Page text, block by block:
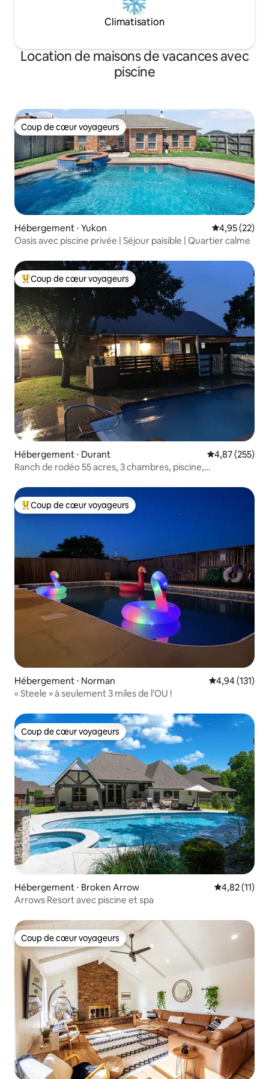
Climatisation
Location de maisons de vacances avec
piscine
Coup de cœur voyageurs
Coup de cœur voyageurs
Hébergement ⋅ Yukon Évaluation
4,95 (22)
Oasis avec piscine privée | Séjour paisible | Quartier calme
Coups de cœur voyageurs les plus appréciés
Coup de cœur voyageurs
Hébergement ⋅ Durant Évaluation
4,87 (255)
Ranch de rodéo 55 acres, 3 chambres, piscine,
Coups de cœur voyageurs les plus appréciés
Coup de cœur voyageurs
Hébergement ⋅ Norman Évaluation
4,94 (131)
« Steele » à seulement 3 miles de l'OU !
Coup de cœur voyageurs
Coup de cœur voyageurs
Hébergement ⋅ Broken Arrow Évaluation
4,82 (11)
Arrows Resort avec piscine et spa
Coup de cœur voyageurs
Coup de cœur voyageurs